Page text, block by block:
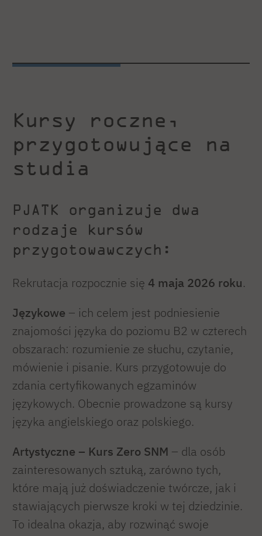
Kursy roczne,
przygotowujące na
studia
PJATK organizuje dwa
rodzaje kursów
przygotowawczych:
Rekrutacja rozpocznie się 4 maja 2026 roku.
Językowe – ich celem jest podniesienie
znajomości języka do poziomu B2 w czterech
obszarach: rozumienie ze słuchu, czytanie,
mówienie i pisanie. Kurs przygotowuje do
zdania certyfikowanych egzaminów
językowych. Obecnie prowadzone są kursy
języka angielskiego oraz polskiego.
Artystyczne – Kurs Zero SNM – dla osób
zainteresowanych sztuką, zarówno tych,
które mają już doświadczenie twórcze, jak i
stawiających pierwsze kroki w tej dziedzinie.
To idealna okazja, aby rozwinąć swoje